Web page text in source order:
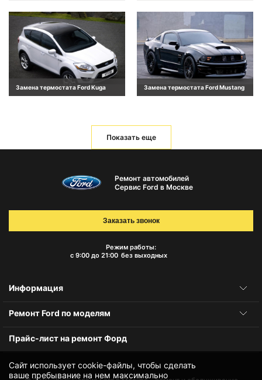
Замена термостата Ford Kuga Замена термостата Ford Mustang
Показать еще
Сайт использует cookie-файлы, чтобы сделать
ваше пребывание на нем максимально
Ремонт автомобилей
Сервис Ford в Москве
Режим работы:
с 9:00 до 21:00 без выходных
Заказать звонок
Информация
Ремонт Ford по моделям
Прайс-лист на ремонт Форд